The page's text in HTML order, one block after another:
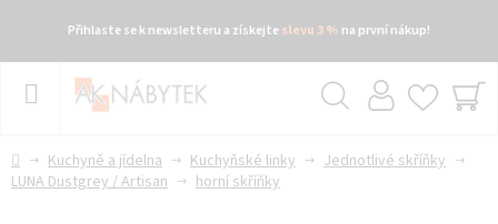
Přihlaste se k newsletteru a získejteslevu 3 % na první nákup!
Přejít
DomůKuchyně a jídelna Kuchyňské linky
Jednotlivé skříňky
LUNA Dustgrey / Artisan
horní skříňky